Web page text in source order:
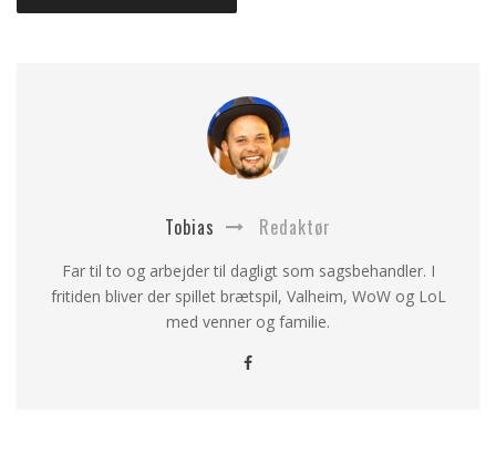
Tobias Redaktør
Far til to og arbejder til dagligt som sagsbehandler. I
fritiden bliver der spillet brætspil, Valheim, WoW og LoL
med venner og familie.